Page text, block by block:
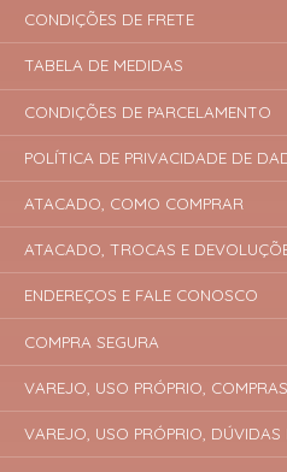
CONDIÇÕES DE FRETE
TABELA DE MEDIDAS
CONDIÇÕES DE PARCELAMENTO
POLÍTICA DE PRIVACIDADE DE
ATACADO, COMO COMPRAR
ATACADO, TROCAS E
ENDEREÇOS E FALE CONOSCO
COMPRA SEGURA
VAREJO, USO PRÓPRIO, COMPRAS
VAREJO, USO PRÓPRIO, DÚVIDAS